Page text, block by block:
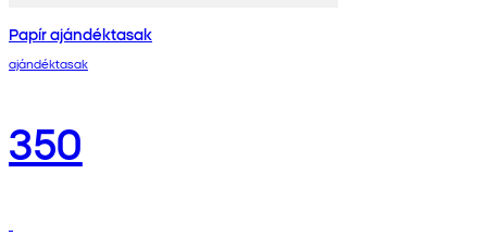
Papír ajándéktasak
ajándéktasak
350